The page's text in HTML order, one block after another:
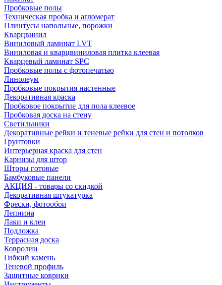
Пробковые полы
Техническая пробка и агломерат
Плинтусы напольные, порожки
Кварцвинил
Виниловый ламинат LVT
Виниловая и кварцвиниловая плитка клеевая
Кварцевый ламинат SPC
Пробковые полы с фотопечатью
Линолеум
Пробковые покрытия настенные
Декоративная краска
Пробковое покрытие для пола клеевое
Пробковая доска на стену
Светильники
Декоративные рейки и теневые рейки для стен и потолков
Грунтовки
Интерьерная краска для стен
Карнизы для штор
Шторы готовые
Бамбуковые панели
АКЦИЯ - товары со скидкой
Декоративная штукатурка
Фрески, фотообои
Лепнина
Лаки и клеи
Подложка
Террасная доска
Ковролин
Гибкий камень
Теневой профиль
Защитные коврики